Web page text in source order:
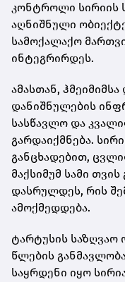
კონტროლი სირიის
აღნიშნული
სამოქალაქო
ინტეგრირდეს.
ამასთან,
დანიშნულების
სასწავლო და
გარდაიქმნება.
განცხადებით,
მაქსიმუმ სამი
დასრულდეს, რის
ამოქმედდება.
ტარტუსის საზღვაო
წლების
საყრდენი იყო